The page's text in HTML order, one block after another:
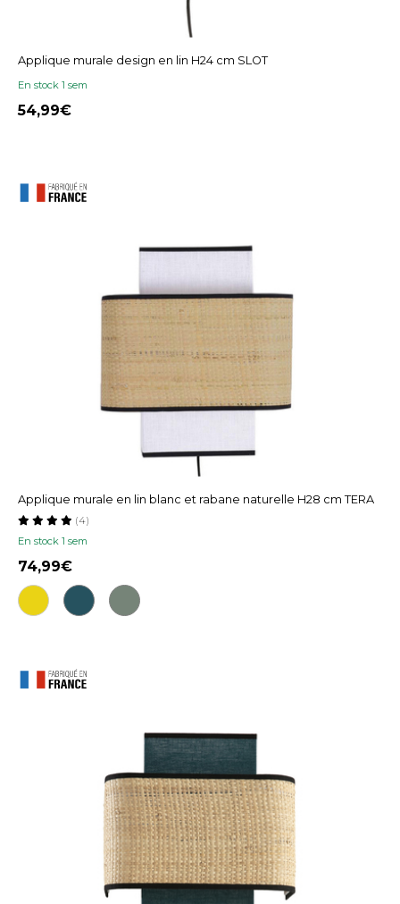
Applique murale design en lin H24 cm SLOT
En stock 1 sem
54,99
Applique murale en lin blanc et rabane naturelle H28 cm TERA
En stock 1 sem
(4)
74,99